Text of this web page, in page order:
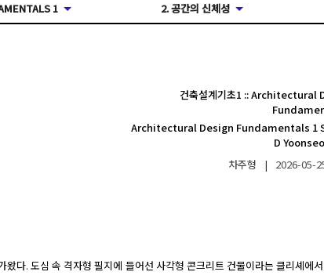
1 2. 공간의 신체성
건축설계기초1 ::Architectural
Architectural Design Fundamentals 1
D
차주형
| 2026-05-
다. 도심 속 격자형 필지에 들어선 사각형 콘크리트 건물이라는 클리셰에